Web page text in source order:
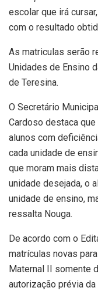
escolar que irá
com o resultado
As matriculas serão
Unidades de Ensino
de Teresina.
O Secretário
Cardoso destaca
alunos com
cada unidade de
que moram mais
unidade desejada, o
unidade de ensino,
ressalta Nouga.
De acordo com o
matrículas novas
Maternal II somente
autorização prévia